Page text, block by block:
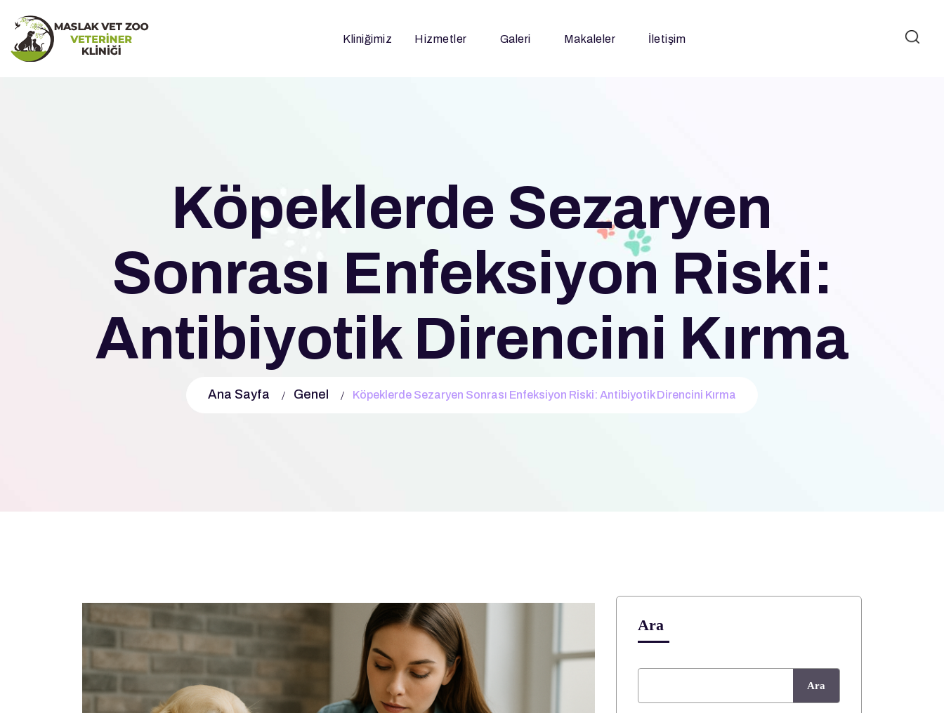
Kliniğimiz Hizmetler Galeri Makaleler İletişim
Köpeklerde Sezaryen
Sonrası Enfeksiyon Riski:
Antibiyotik Direncini Kırma
Ana Sayfa Genel Köpeklerde Sezaryen Sonrası Enfeksiyon Riski: Antibiyotik Direncini Kırma
Ara
Ara